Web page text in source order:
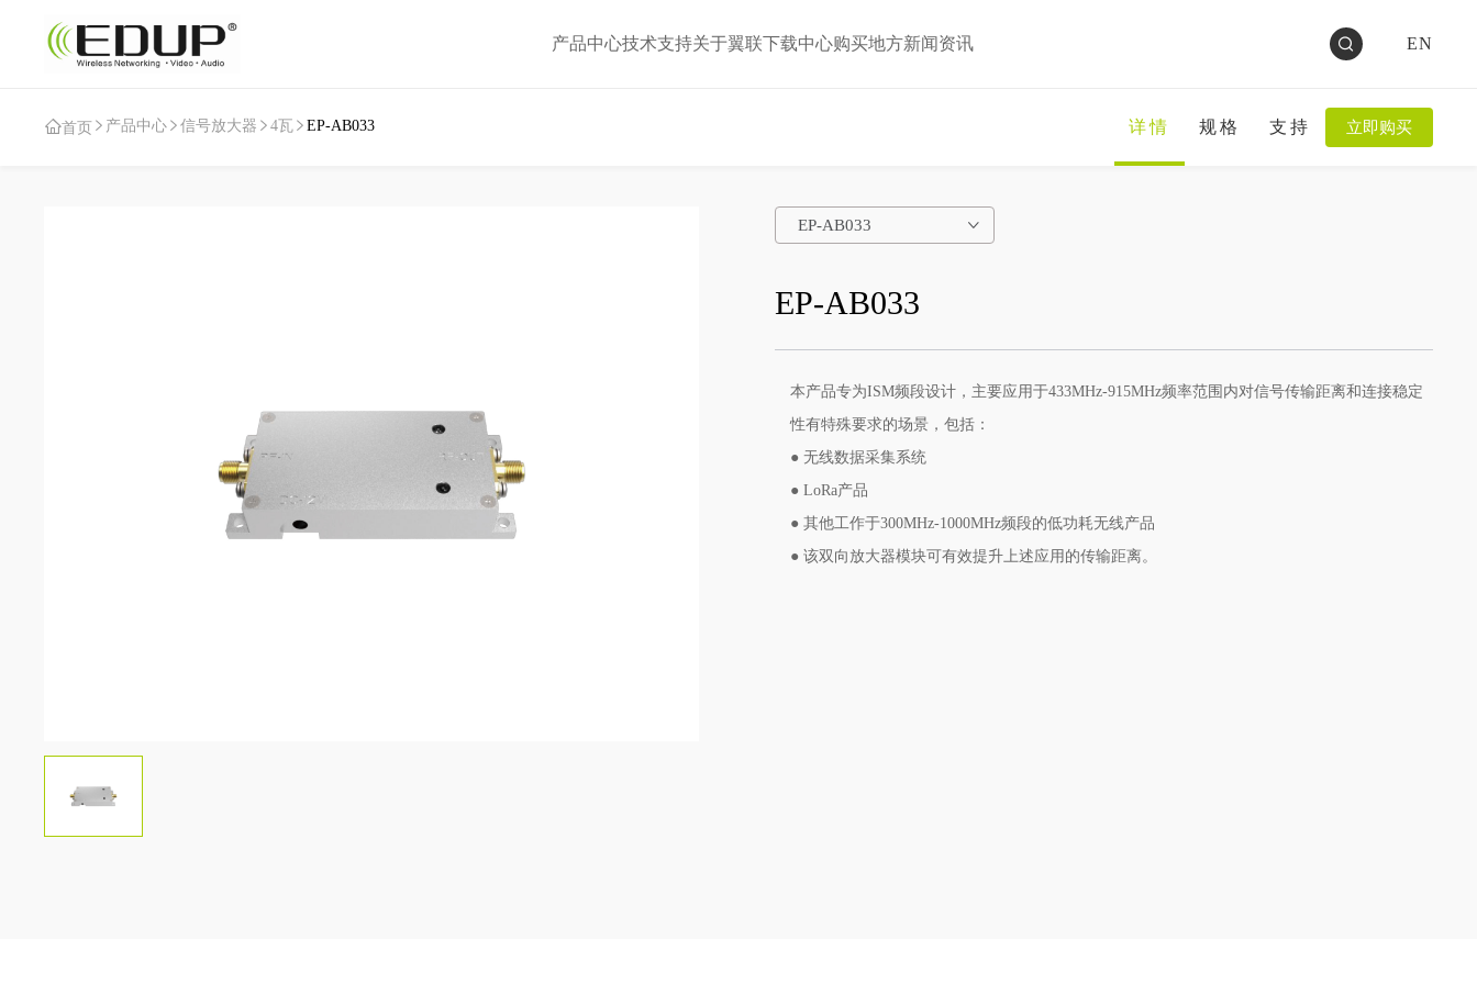
产品中心技术支持关于翼联下载中心购买地方新闻资讯 EN
首页 产品中心 信号放大器 4瓦 EP-AB033 详情 规格 支持 立即购买
EP-AB033
EP-AB033
本产品专为ISM频段设计，主要应用于433MHz-915MHz频率范围内对信号传输距离和连接稳定
性有特殊要求的场景，包括：
● 无线数据采集系统
● LoRa产品
● 其他工作于300MHz-1000MHz频段的低功耗无线产品
● 该双向放大器模块可有效提升上述应用的传输距离。